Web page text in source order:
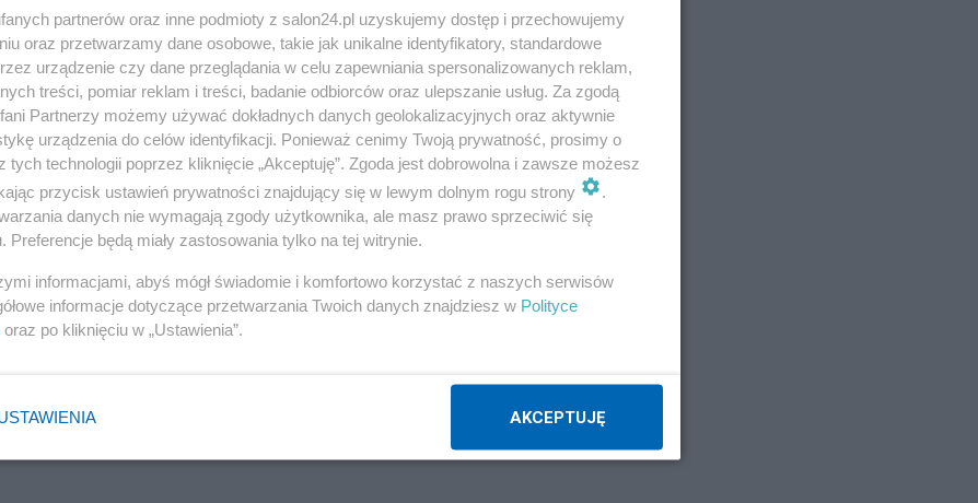
partnerów oraz inne podmioty z salon24.pl uzyskujemy dostęp i przechowujemy
oraz przetwarzamy dane osobowe, takie jak unikalne identyfikatory, standardowe
urządzenie czy dane przeglądania w celu zapewniania spersonalizowanych reklam,
treści, pomiar reklam i treści, badanie odbiorców oraz ulepszanie usług. Za zgodą
Partnerzy możemy używać dokładnych danych geolokalizacyjnych oraz aktywnie
urządzenia do celów identyfikacji. Ponieważ cenimy Twoją prywatność, prosimy o
tych technologii poprzez kliknięcie „Akceptuję”. Zgoda jest dobrowolna i zawsze możesz
przycisk ustawień prywatności znajdujący się w lewym dolnym rogu strony
.
danych nie wymagają zgody użytkownika, ale masz prawo sprzeciwić się
Preferencje będą miały zastosowania tylko na tej witrynie.
informacjami, abyś mógł świadomie i komfortowo korzystać z naszych serwisów
informacje dotyczące przetwarzania Twoich danych znajdziesz w Polityce
oraz po kliknięciu w „Ustawienia”.
AKCEPTUJĘ